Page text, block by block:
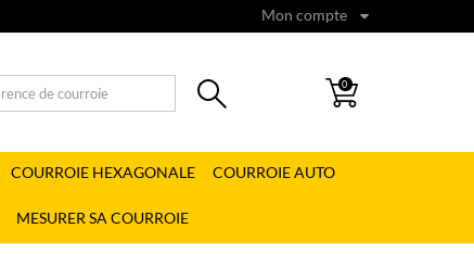
Mon compte
0
COURROIE HEXAGONALE COURROIE AUTO
MESURER SA COURROIE